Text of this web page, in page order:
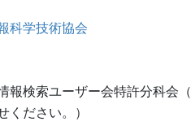
科学技術協会
報検索ユーザー会特許分科会（
ください。）